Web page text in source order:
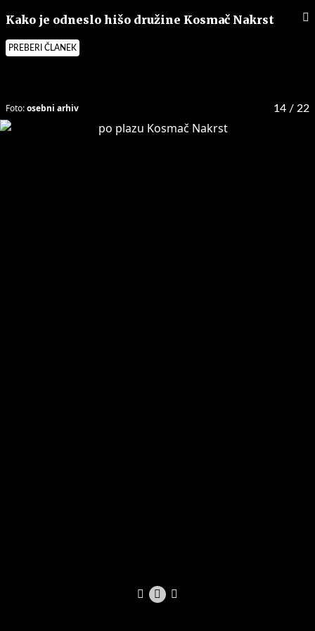
Kako je odneslo hišo družine Kosmač Nakrst
PREBERI ČLANEK
14 / 22
Foto:osebni arhiv